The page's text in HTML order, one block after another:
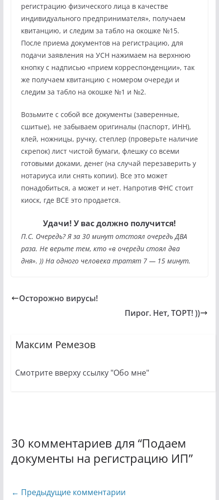
регистрацию физического лица в качестве
индивидуального предпринимателя», получаем
квитанцию, и следим за табло на окошке №15.
После приема документов на регистрацию, для
подачи заявления на УСН нажимаем на верхнюю
кнопку с надписью «прием корреспонденции», так
же получаем квитанцию с номером очереди и
следим за табло на окошке №1 и №2.
Возьмите с собой все документы (заверенные,
сшитые), не забываем оригиналы (паспорт, ИНН),
клей, ножницы, ручку, степлер (проверьте наличие
скрепок) лист чистой бумаги, флешку со всеми
готовыми доками, денег (на случай перезаверить у
нотариуса или снять копии). Все это может
понадобиться, а может и нет. Напротив ФНС стоит
киоск, где ВСЕ это продается.
Удачи! У вас должно получится!
П.С. Очередь? Я за 30 минут отстоял очередь ДВА
раза. Не верьте тем, кто «в очереди стоял два
дня». )) На одного человека тратят 7 — 15 минут.
Осторожно вирусы!
Пирог. Нет, ТОРТ! ))
Максим Ремезов
Смотрите вверху ссылку "Обо мне"
30 комментариев для “Подаем
документы на регистрацию ИП”
Навигация
← Предыдущие комментарии